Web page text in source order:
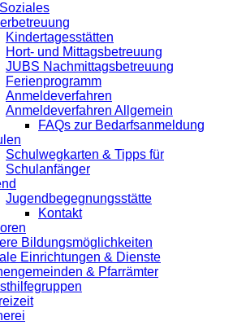
Kindertagesstätten
Hort- und Mittagsbetreuung
JUBS Nachmittagsbetreuung
Ferienprogramm
Anmeldeverfahren
Anmeldeverfahren Allgemein
FAQs zur Bedarfsanmeldung
Schulwegkarten & Tipps für
Schulanfänger
Jugendbegegnungsstätte
Kontakt
Bildungsmöglichkeiten
Einrichtungen & Dienste
& Pfarrämter